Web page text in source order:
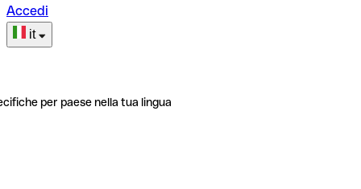
Accedi
it
per paese nella tua lingua